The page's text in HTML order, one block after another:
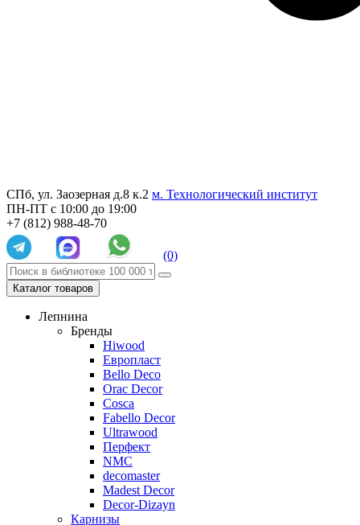
СПб, ул. Заозерная д.8 к.2 м. Технологический институт
ПН-ПТ с 10:00 до 19:00
+7 (812) 988-48-70
(0)
Каталог товаров
Лепнина
Бренды
Hiwood
Европласт
Bello Deco
Orac Decor
Cosca
Fabello Decor
Ultrawood
Перфект
NMC
decomaster
Madest Decor
Decor-Dizayn
Карнизы